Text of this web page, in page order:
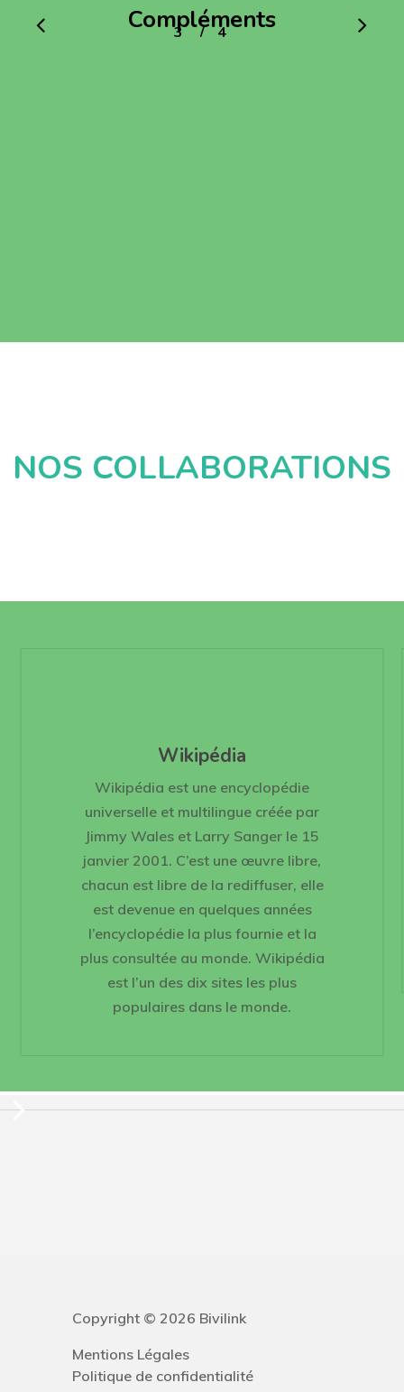
Compléments
alimentaires
1 2 3 4/ 4
NOS COLLABORATIONS
Wikipédia
Wikipédia est une encyclopédie
universelle et multilingue créée par
Jimmy Wales et Larry Sanger le 15
janvier 2001. C’est une œuvre libre,
chacun est libre de la rediffuser, elle
est devenue en quelques années
l’encyclopédie la plus fournie et la
plus consultée au monde. Wikipédia
est l’un des dix sites les plus
populaires dans le monde.
Copyright © 2026 Bivilink
Politique de confidentialité
Mentions Légales